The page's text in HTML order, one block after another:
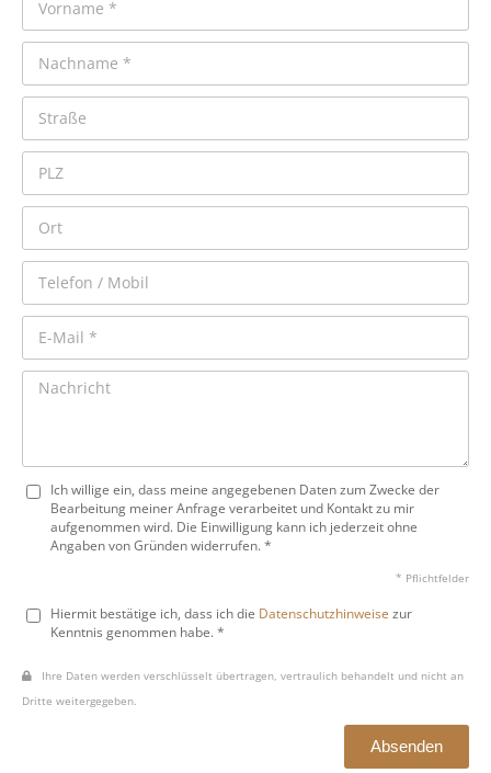
Ich willige ein, dass meine angegebenen Daten zum Zwecke der
Bearbeitung meiner Anfrage verarbeitet und Kontakt zu mir
aufgenommen wird. Die Einwilligung kann ich jederzeit ohne
Angaben von Gründen widerrufen. *
* Pflichtfelder
Hiermit bestätige ich, dass ich die Datenschutzhinweise zur
Kenntnis genommen habe. *
Ihre Daten werden verschlüsselt übertragen, vertraulich behandelt und nicht an
Dritte weitergegeben.
Absenden